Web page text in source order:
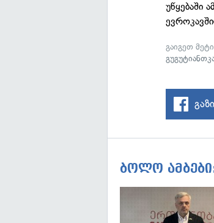
უწყებაში
გაიგეთ
ბოლო